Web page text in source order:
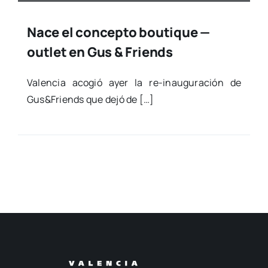
Nace el concepto boutique —
outlet en Gus & Friends
Valen­cia aco­gió ayer la re-inau­­­gu­­­ra­­­ción de
Gus&Friends que dejó de […]